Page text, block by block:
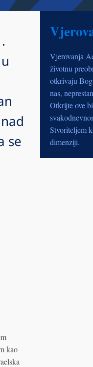
se
kao
Vjerovanja
životnu
otkrivaju
nas,
Otkrijte ove
Stvoriteljem
dimenziji.